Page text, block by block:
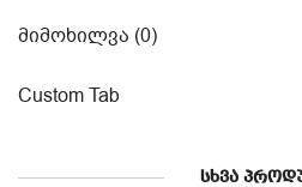
მიმოხილვა (0)
Custom Tab
ᲡᲮᲕᲐ